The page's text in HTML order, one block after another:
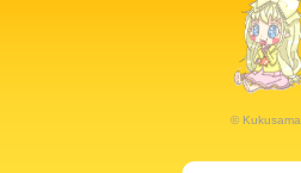
© Kukusama.